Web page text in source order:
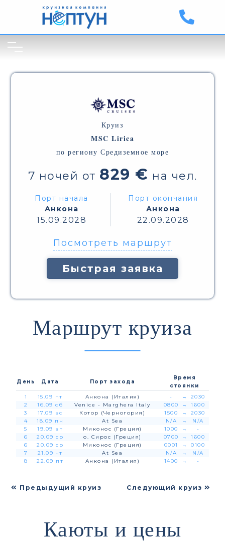
Круиз
MSC Lirica
по региону Средиземное море
7 ночей от 829 € на чел.
Порт начала
Анкона
15.09.2028
Порт окончания
Анкона
22.09.2028
Посмотреть маршрут
Быстрая заявка
Маршрут круиза
День Дата Порт захода
Время
стоянки
1
15.09 пт Анкона (Италия) - →
2030
2
16.09 сб Venice - Marghera Italy 0800 →
1600
3
17.09 вс Котор (Черногория) 1500 →
2030
4
18.09 пн At Sea N/A →
N/A
5
19.09 вт Миконос (Греция) 1000 →
-
6
20.09 ср о. Сирос (Греция) 0700 →
1600
6
20.09 ср Миконос (Греция) 0001 →
0100
7
21.09 чт At Sea N/A →
N/A
8
22.09 пт Анкона (Италия) 1400 → -
Предыдущий круиз Следующий круиз
Каюты и цены